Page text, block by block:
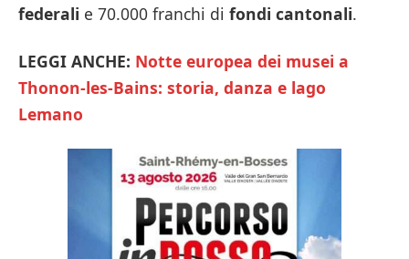
federali e 70.000 franchi di fondi cantonali.
LEGGI ANCHE: Notte europea dei musei a
Thonon-les-Bains: storia, danza e lago
Lemano